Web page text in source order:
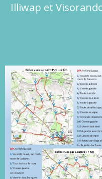
Illiwap et